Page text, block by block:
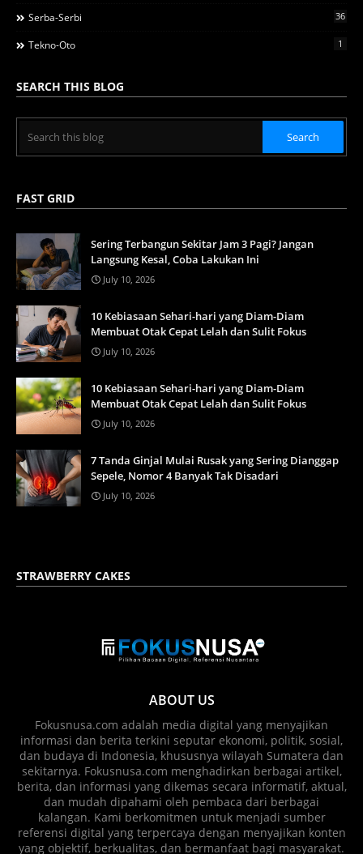
Serba-Serbi 36
Tekno-Oto 1
SEARCH THIS BLOG
FAST GRID
Sering Terbangun Sekitar Jam 3 Pagi? Jangan
Langsung Kesal, Coba Lakukan Ini
July 10, 2026
10 Kebiasaan Sehari-hari yang Diam-Diam
Membuat Otak Cepat Lelah dan Sulit Fokus
July 10, 2026
10 Kebiasaan Sehari-hari yang Diam-Diam
Membuat Otak Cepat Lelah dan Sulit Fokus
July 10, 2026
7 Tanda Ginjal Mulai Rusak yang Sering Dianggap
Sepele, Nomor 4 Banyak Tak Disadari
July 10, 2026
STRAWBERRY CAKES
ABOUT US
Fokusnusa.com adalah media digital yang menyajikan
informasi dan berita terkini seputar ekonomi, politik, sosial,
dan budaya di Indonesia, khususnya wilayah Sumatera dan
sekitarnya. Fokusnusa.com menghadirkan berbagai artikel,
berita, dan informasi yang dikemas secara informatif, aktual,
dan mudah dipahami oleh pembaca dari berbagai
kalangan. Kami berkomitmen untuk menjadi sumber
referensi digital yang terpercaya dengan menyajikan konten
yang objektif, berkualitas, dan bermanfaat bagi masyarakat.